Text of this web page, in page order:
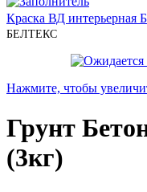
Краска ВД интерьерная
БЕЛТЕКС
Нажмите, чтобы
Грунт
(3кг)